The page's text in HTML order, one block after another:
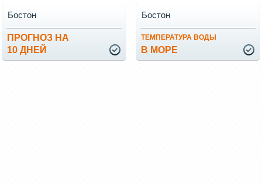
ПРОГНОЗ НА
10 ДНЕЙ
Бостон
ТЕМПЕРАТУРА ВОДЫ
В МОРЕ
Бостон